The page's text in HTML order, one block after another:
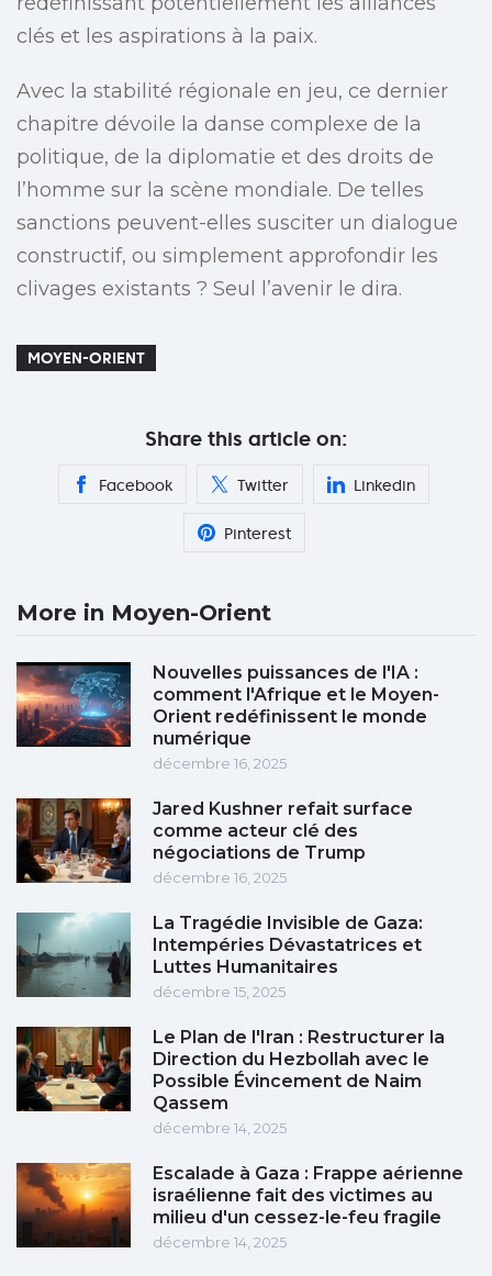
clés et les aspirations à la paix.
Avec la stabilité régionale en jeu, ce dernier
chapitre dévoile la danse complexe de la
politique, de la diplomatie et des droits de
l’homme sur la scène mondiale. De telles
sanctions peuvent-elles susciter un dialogue
constructif, ou simplement approfondir les
clivages existants ? Seul l’avenir le dira.
MOYEN-ORIENT
Share this article on:
Facebook Twitter Linkedin
Pinterest
More in Moyen-Orient
Nouvelles puissances de l'IA :
comment l'Afrique et le Moyen-
Orient redéfinissent le monde
numérique
décembre 16, 2025
Jared Kushner refait surface
comme acteur clé des
négociations de Trump
décembre 16, 2025
La Tragédie Invisible de Gaza:
Intempéries Dévastatrices et
Luttes Humanitaires
décembre 15, 2025
Le Plan de l'Iran : Restructurer la
Direction du Hezbollah avec le
Possible Évincement de Naim
Qassem
décembre 14, 2025
Escalade à Gaza : Frappe aérienne
israélienne fait des victimes au
milieu d'un cessez-le-feu fragile
décembre 14, 2025